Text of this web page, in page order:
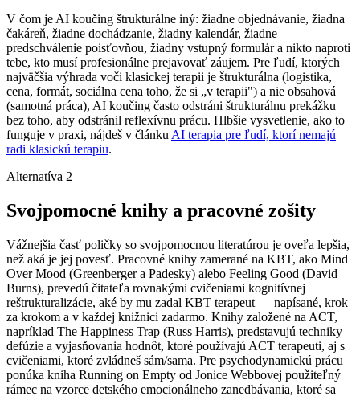
V čom je AI koučing štrukturálne iný: žiadne objednávanie, žiadna
čakáreň, žiadne dochádzanie, žiadny kalendár, žiadne
predschválenie poisťovňou, žiadny vstupný formulár a nikto naproti
tebe, kto musí profesionálne prejavovať záujem. Pre ľudí, ktorých
najväčšia výhrada voči klasickej terapii je štrukturálna (logistika,
cena, formát, sociálna cena toho, že si „v terapii") a nie obsahová
(samotná práca), AI koučing často odstráni štrukturálnu prekážku
bez toho, aby odstránil reflexívnu prácu. Hlbšie vysvetlenie, ako to
funguje v praxi, nájdeš v článku AI terapia pre ľudí, ktorí nemajú
radi klasickú terapiu.
Alternatíva 2
Svojpomocné knihy a pracovné zošity
Vážnejšia časť poličky so svojpomocnou literatúrou je oveľa lepšia,
než aká je jej povesť. Pracovné knihy zamerané na KBT, ako Mind
Over Mood (Greenberger a Padesky) alebo Feeling Good (David
Burns), prevedú čitateľa rovnakými cvičeniami kognitívnej
reštrukturalizácie, aké by mu zadal KBT terapeut — napísané, krok
za krokom a v každej knižnici zadarmo. Knihy založené na ACT,
napríklad The Happiness Trap (Russ Harris), predstavujú techniky
defúzie a vyjasňovania hodnôt, ktoré používajú ACT terapeuti, aj s
cvičeniami, ktoré zvládneš sám/sama. Pre psychodynamickú prácu
ponúka kniha Running on Empty od Jonice Webbovej použiteľný
rámec na vzorce detského emocionálneho zanedbávania, ktoré sa